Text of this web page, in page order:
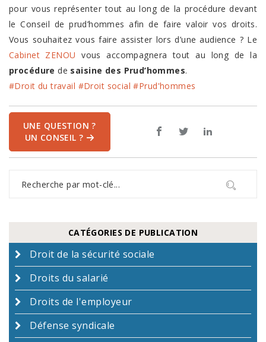
pour vous représenter tout au long de la procédure devant
le Conseil de prud’hommes afin de faire valoir vos droits.
Vous souhaitez vous faire assister lors d’une audience ? Le
Cabinet ZENOU vous accompagnera tout au long de la
procédurede saisine des Prud’hommes.
#Droit du travail #Droit social #Prud'hommes
UNE QUESTION ?
UN CONSEIL ?
CATÉGORIES DE PUBLICATION
Droit de la sécurité sociale
Droits du salarié
Droits de l'employeur
Défense syndicale